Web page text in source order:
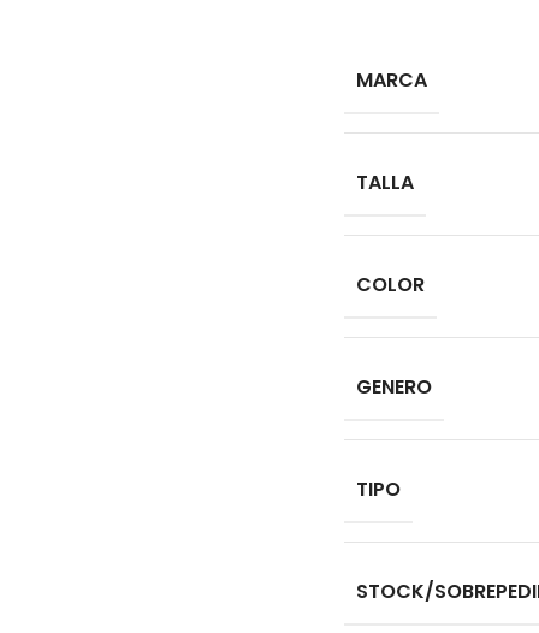
MARCA
TALLA
COLOR
GENERO
TIPO
STOCK/